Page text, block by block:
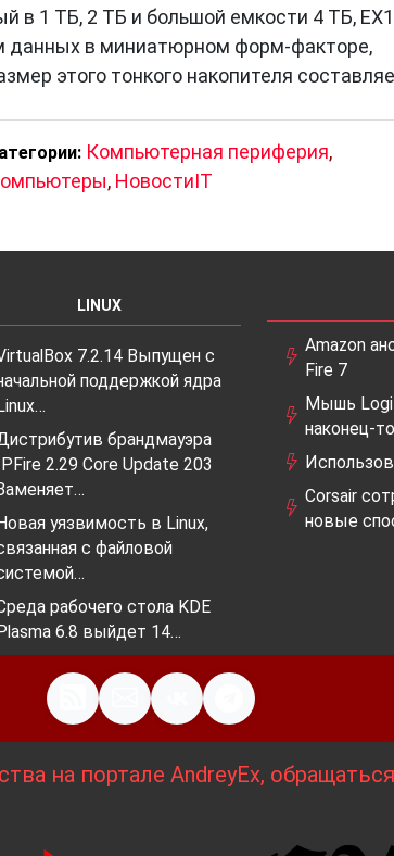
в 1 ТБ, 2 ТБ и большой емкости 4 ТБ,
данных в миниатюрном форм-факторе,
этого тонкого накопителя
Компьютерная периферия,
, НовостиIT
LINUX
7.2.14 Выпущен с
поддержкой ядра
брандмауэра
2.29 Core Update 203
уязвимость в Linux,
с файловой
рабочего стола KDE
6.8 выйдет 14…
Amazon
Fire 7
Мышь
наконец-
Corsair
новые
на портале AndreyEx,